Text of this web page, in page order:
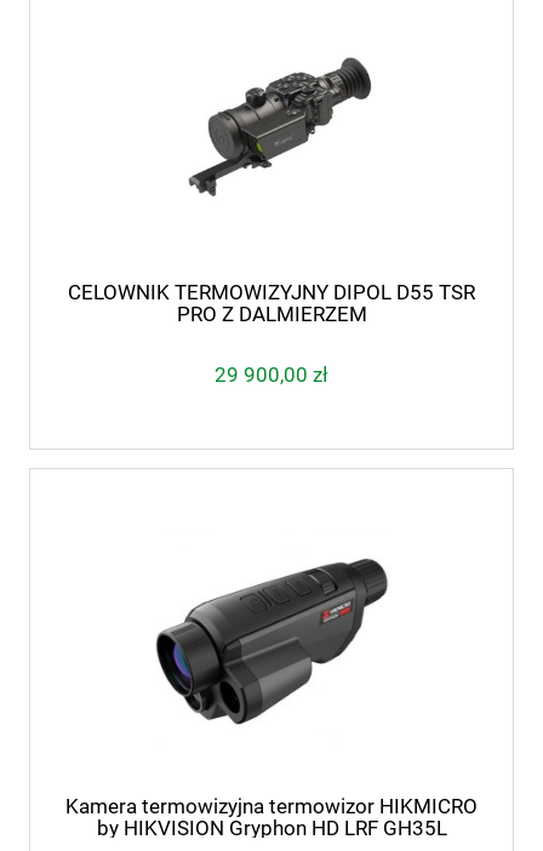
CELOWNIK TERMOWIZYJNY DIPOL D55 TSR
PRO Z DALMIERZEM
29 900,00 zł
Kamera termowizyjna termowizor HIKMICRO
by HIKVISION Gryphon HD LRF GH35L